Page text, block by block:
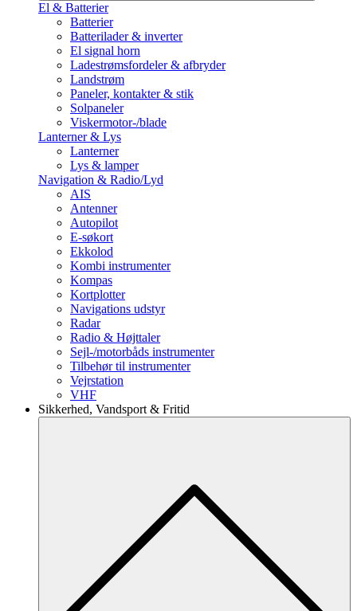
El & Batterier
Batterier
Batterilader & inverter
El signal horn
Ladestrømsfordeler & afbryder
Landstrøm
Paneler, kontakter & stik
Solpaneler
Viskermotor-/blade
Lanterner & Lys
Lanterner
Lys & lamper
Navigation & Radio/Lyd
AIS
Antenner
Autopilot
E-søkort
Ekkolod
Kombi instrumenter
Kompas
Kortplotter
Navigations udstyr
Radar
Radio & Højttaler
Sejl-/motorbåds instrumenter
Tilbehør til instrumenter
Vejrstation
VHF
Sikkerhed, Vandsport & Fritid